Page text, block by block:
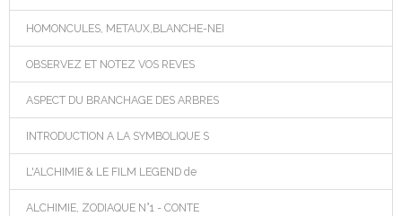
HOMONCULES, METAUX,BLANCHE-NEI
OBSERVEZ ET NOTEZ VOS REVES
ASPECT DU BRANCHAGE DES ARBRES
INTRODUCTION A LA SYMBOLIQUE S
L'ALCHIMIE & LE FILM LEGEND de
ALCHIMIE, ZODIAQUE N°1 - CONTE